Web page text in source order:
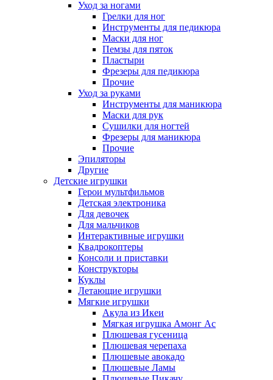
Уход за ногами
Грелки для ног
Инструменты для педикюра
Маски для ног
Пемзы для пяток
Пластыри
Фрезеры для педикюра
Прочие
Уход за руками
Инструменты для маникюра
Маски для рук
Сушилки для ногтей
Фрезеры для маникюра
Прочие
Эпиляторы
Другие
Детские игрушки
Герои мультфильмов
Детская электроника
Для девочек
Для мальчиков
Интерактивные игрушки
Квадрокоптеры
Консоли и приставки
Конструкторы
Куклы
Летающие игрушки
Мягкие игрушки
Акула из Икеи
Мягкая игрушка Амонг Ас
Плюшевая гусеница
Плюшевая черепаха
Плюшевые авокадо
Плюшевые Ламы